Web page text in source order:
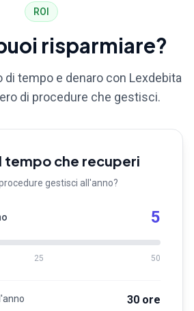
ROI
risparmiare?
di tempo e denaro con Lexdebita
di procedure che gestisci.
tempo che recuperi
gestisci all'anno?
5
25 50
30 ore